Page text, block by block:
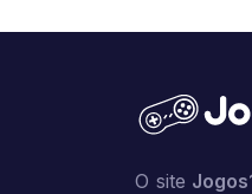
O site